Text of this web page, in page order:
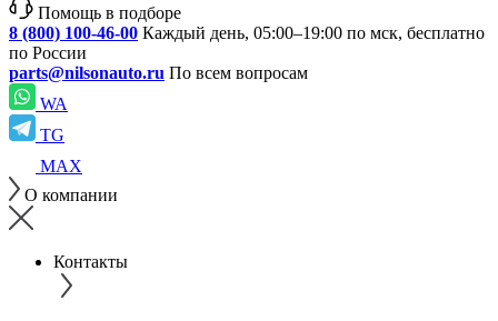
Помощь в подборе
8 (800) 100-46-00 Каждый день, 05:00–19:00 по мск, бесплатно
по России
parts@nilsonauto.ru По всем вопросам
WA
TG
MAX
О компании
Контакты